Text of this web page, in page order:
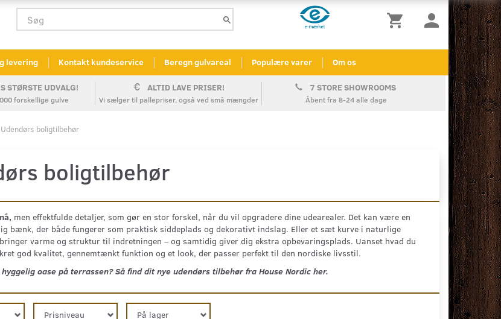
levering Kontakt kundeservice Beregn gulvareal Populære varer Om os
STØRSTE UDVALG!
forskellige gulve
ALTID LAVE PRISER!
Vi sælger til pallepriser, også ved små mængder
7 STORE SHOWROOMS
Åbent fra 8-24 alle dage
Udendørs boligtilbehør
boligtilbehør
men effektfulde detaljer, som gør en stor forskel, når du vil opgradere dine udearealer. Det kan være en
bænk, der både fungerer som praktisk siddeplads og dekorativt indslag. Eller et sæt kurve i naturlige
varme og struktur til indretningen – og samtidig giver dig ekstra opbevaringsplads. Uanset hvad du
god kvalitet, gennemtænkt funktion og et look, der passer perfekt til den nordiske livsstil.
hyggelig oase på terrassen? Så find dit nye udendørs tilbehør fra House Nordic her.
Prisniveau På lager